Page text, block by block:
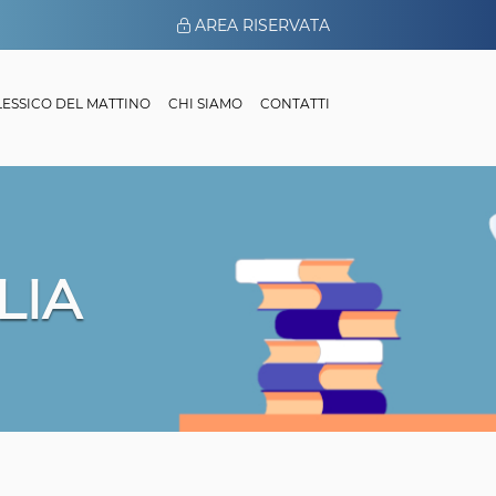
AREA RISERVATA
DEL MATTINO CHI SIAMO CONTATTI